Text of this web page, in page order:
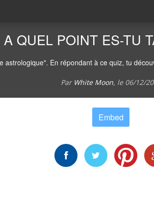
A QUEL POINT ES-TU
astrologique". En répondant à ce quiz, tu
Par White Moon, le 06/12/
Embed